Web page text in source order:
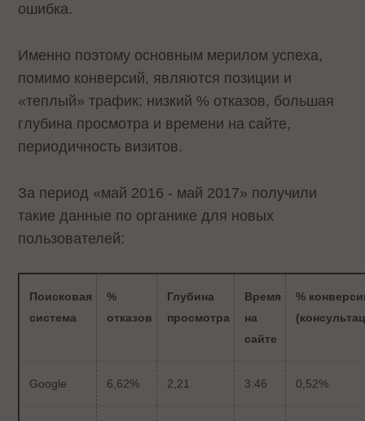
ошибка.
Именно поэтому основным мерилом успеха,
помимо конверсий, являются позиции и
«теплый» трафик: низкий % отказов, большая
глубина просмотра и времени на сайте,
периодичность визитов.
За период «май 2016 - май 2017» получили
такие данные по органике для новых
пользователей:
Поисковая
система
%
отказов
Глубина
просмотра
Время
на
сайте
%
Google 6,62% 2,21 3:46 0,52%